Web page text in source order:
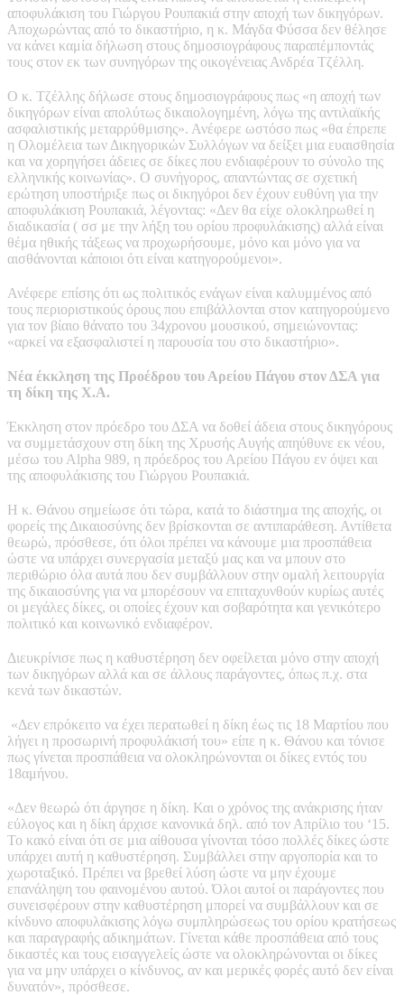
αποφυλάκιση του Γιώργου Ρουπακιά στην αποχή των δικηγόρων.
Αποχωρώντας από το δικαστήριο, η κ. Μάγδα Φύσσα δεν θέλησε
να κάνει καμία δήλωση στους δημοσιογράφους παραπέμποντάς
τους στον εκ των συνηγόρων της οικογένειας Ανδρέα Τζέλλη.
Ο κ. Τζέλλης δήλωσε στους δημοσιογράφους πως «η αποχή των
δικηγόρων είναι απολύτως δικαιολογημένη, λόγω της αντιλαϊκής
ασφαλιστικής μεταρρύθμισης». Ανέφερε ωστόσο πως «θα έπρεπε
η Ολομέλεια των Δικηγορικών Συλλόγων να δείξει μια ευαισθησία
και να χορηγήσει άδειες σε δίκες που ενδιαφέρουν το σύνολο της
ελληνικής κοινωνίας». Ο συνήγορος, απαντώντας σε σχετική
ερώτηση υποστήριξε πως οι δικηγόροι δεν έχουν ευθύνη για την
αποφυλάκιση Ρουπακιά, λέγοντας: «Δεν θα είχε ολοκληρωθεί η
διαδικασία ( σσ με την λήξη του ορίου προφυλάκισης) αλλά είναι
θέμα ηθικής τάξεως να προχωρήσουμε, μόνο και μόνο για να
αισθάνονται κάποιοι ότι είναι κατηγορούμενοι».
Ανέφερε επίσης ότι ως πολιτικός ενάγων είναι καλυμμένος από
τους περιοριστικούς όρους που επιβάλλονται στον κατηγορούμενο
για τον βίαιο θάνατο του 34χρονου μουσικού, σημειώνοντας:
«αρκεί να εξασφαλιστεί η παρουσία του στο δικαστήριο».
Νέα έκκληση της Προέδρου του Αρείου Πάγου στον ΔΣΑ για
τη δίκη της Χ.Α.
Έκκληση στον πρόεδρο του ΔΣΑ να δοθεί άδεια στους δικηγόρους
να συμμετάσχουν στη δίκη της Χρυσής Αυγής απηύθυνε εκ νέου,
μέσω του Αlpha 989, η πρόεδρος του Αρείου Πάγου εν όψει και
της αποφυλάκισης του Γιώργου Ρουπακιά.
Η κ. Θάνου σημείωσε ότι τώρα, κατά το διάστημα της αποχής, οι
φορείς της Δικαιοσύνης δεν βρίσκονται σε αντιπαράθεση. Αντίθετα
θεωρώ, πρόσθεσε, ότι όλοι πρέπει να κάνουμε μια προσπάθεια
ώστε να υπάρχει συνεργασία μεταξύ μας και να μπουν στο
περιθώριο όλα αυτά που δεν συμβάλλουν στην ομαλή λειτουργία
της δικαιοσύνης για να μπορέσουν να επιταχυνθούν κυρίως αυτές
οι μεγάλες δίκες, οι οποίες έχουν και σοβαρότητα και γενικότερο
πολιτικό και κοινωνικό ενδιαφέρον.
Διευκρίνισε πως η καθυστέρηση δεν οφείλεται μόνο στην αποχή
των δικηγόρων αλλά και σε άλλους παράγοντες, όπως π.χ. στα
κενά των δικαστών.
«Δεν επρόκειτο να έχει περατωθεί η δίκη έως τις 18 Μαρτίου που
λήγει η προσωρινή προφυλάκισή του» είπε η κ. Θάνου και τόνισε
πως γίνεται προσπάθεια να ολοκληρώνονται οι δίκες εντός του
18αμήνου.
«Δεν θεωρώ ότι άργησε η δίκη. Και ο χρόνος της ανάκρισης ήταν
εύλογος και η δίκη άρχισε κανονικά δηλ. από τον Απρίλιο του ‘15.
Το κακό είναι ότι σε μια αίθουσα γίνονται τόσο πολλές δίκες ώστε
υπάρχει αυτή η καθυστέρηση. Συμβάλλει στην αργοπορία και το
χωροταξικό. Πρέπει να βρεθεί λύση ώστε να μην έχουμε
επανάληψη του φαινομένου αυτού. Όλοι αυτοί οι παράγοντες που
συνεισφέρουν στην καθυστέρηση μπορεί να συμβάλλουν και σε
κίνδυνο αποφυλάκισης λόγω συμπληρώσεως του ορίου κρατήσεως
και παραγραφής αδικημάτων. Γίνεται κάθε προσπάθεια από τους
δικαστές και τους εισαγγελείς ώστε να ολοκληρώνονται οι δίκες
για να μην υπάρχει ο κίνδυνος, αν και μερικές φορές αυτό δεν είναι
δυνατόν», πρόσθεσε.